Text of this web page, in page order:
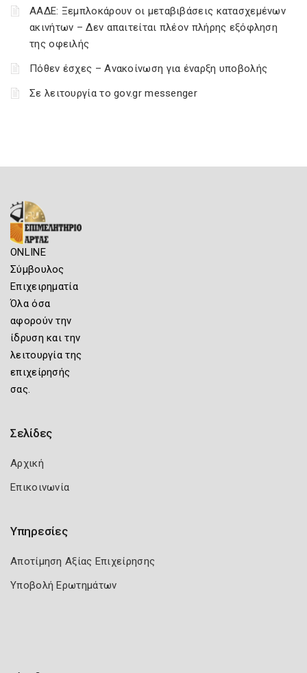
ΑΑΔΕ: Ξεμπλοκάρουν οι μεταβιβάσεις κατασχεμένων
ακινήτων – Δεν απαιτείται πλέον πλήρης εξόφληση
της οφειλής
Πόθεν έσχες – Ανακοίνωση για έναρξη υποβολής
Σε λειτουργία το gov.gr messenger
ONLINE
Σύμβουλος
Επιχειρηματία
Όλα όσα
αφορούν την
ίδρυση και την
λειτουργία της
επιχείρησής
σας.
Σελίδες
Αρχική
Επικοινωνία
Υπηρεσίες
Αποτίμηση Αξίας Επιχείρησης
Υποβολή Ερωτημάτων